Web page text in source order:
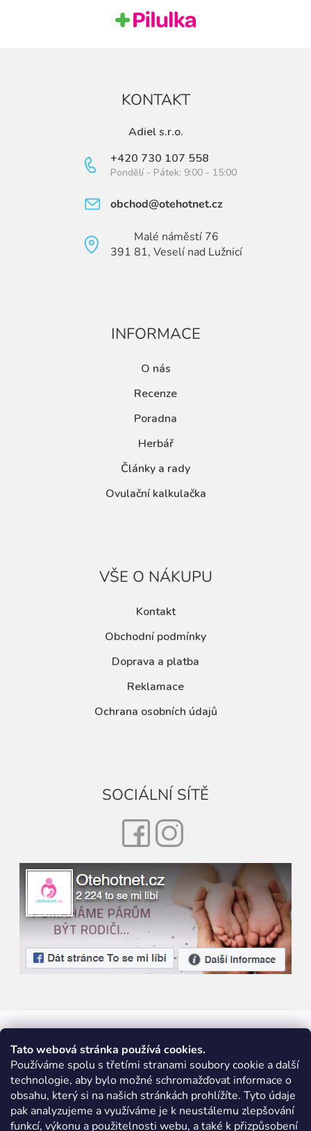
Tato webová stránka používá cookies.
Používáme spolu s třetími stranami soubory cookie a další
technologie, aby bylo možné schromažďovat informace o
obsahu, který si na našich stránkách prohlížíte. Tyto údaje
pak analyzujeme a využíváme je k neustálemu zlepšování
funkcí, výkonu a použitelnosti webu, a také k přizpůsobení
KONTAKT
Adiel s.r.o.
+420 730 107 558
Pondělí - Pátek: 9:00 - 15:00
obchod@otehotnet.cz
Malé náměstí 76
391 81, Veselí nad Lužnicí
INFORMACE
O nás
Recenze
Poradna
Herbář
Články a rady
Ovulační kalkulačka
VŠE O NÁKUPU
Kontakt
Obchodní podmínky
Doprava a platba
Reklamace
Ochrana osobních údajů
SOCIÁLNÍ SÍTĚ
FacebookInstagram